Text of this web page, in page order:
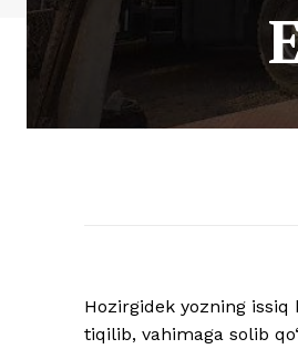
Hozirgidek yozning
tiqilib, vahimaga solib